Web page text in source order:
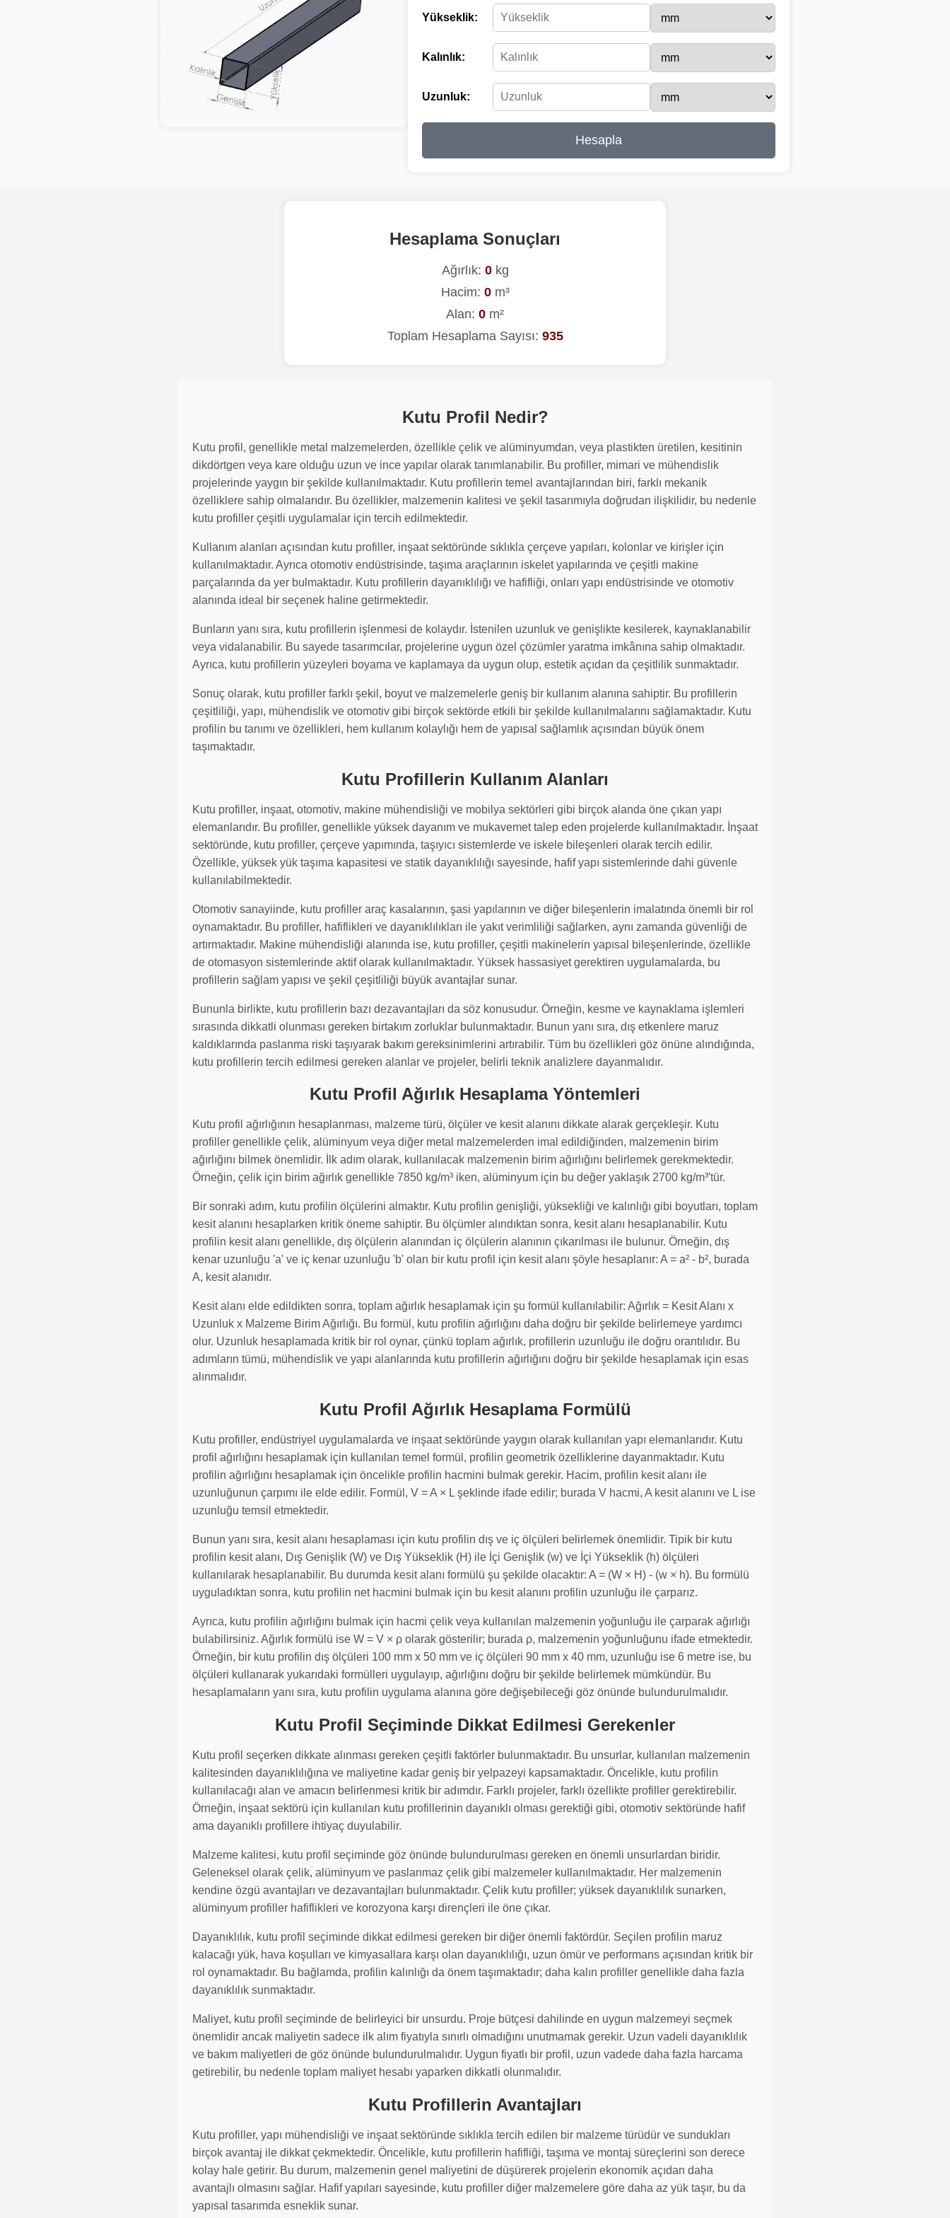
Yükseklik:
Kalınlık:
Uzunluk:
Hesapla
Hesaplama Sonuçları
Ağırlık: 0kg
Hacim: 0m³
Alan: 0 m²
Toplam Hesaplama Sayısı: 935
Kutu Profil Nedir?
Kutu profil, genellikle metal malzemelerden, özellikle çelik ve alüminyumdan, veya plastikten üretilen, kesitinin
dikdörtgen veya kare olduğu uzun ve ince yapılar olarak tanımlanabilir. Bu profiller, mimari ve mühendislik
projelerinde yaygın bir şekilde kullanılmaktadır. Kutu profillerin temel avantajlarından biri, farklı mekanik
özelliklere sahip olmalarıdır. Bu özellikler, malzemenin kalitesi ve şekil tasarımıyla doğrudan ilişkilidir, bu nedenle
kutu profiller çeşitli uygulamalar için tercih edilmektedir.
Kullanım alanları açısından kutu profiller, inşaat sektöründe sıklıkla çerçeve yapıları, kolonlar ve kirişler için
kullanılmaktadır. Ayrıca otomotiv endüstrisinde, taşıma araçlarının iskelet yapılarında ve çeşitli makine
parçalarında da yer bulmaktadır. Kutu profillerin dayanıklılığı ve hafifliği, onları yapı endüstrisinde ve otomotiv
alanında ideal bir seçenek haline getirmektedir.
Bunların yanı sıra, kutu profillerin işlenmesi de kolaydır. İstenilen uzunluk ve genişlikte kesilerek, kaynaklanabilir
veya vidalanabilir. Bu sayede tasarımcılar, projelerine uygun özel çözümler yaratma imkânına sahip olmaktadır.
Ayrıca, kutu profillerin yüzeyleri boyama ve kaplamaya da uygun olup, estetik açıdan da çeşitlilik sunmaktadır.
Sonuç olarak, kutu profiller farklı şekil, boyut ve malzemelerle geniş bir kullanım alanına sahiptir. Bu profillerin
çeşitliliği, yapı, mühendislik ve otomotiv gibi birçok sektörde etkili bir şekilde kullanılmalarını sağlamaktadır. Kutu
profilin bu tanımı ve özellikleri, hem kullanım kolaylığı hem de yapısal sağlamlık açısından büyük önem
taşımaktadır.
Kutu Profillerin Kullanım Alanları
Kutu profiller, inşaat, otomotiv, makine mühendisliği ve mobilya sektörleri gibi birçok alanda öne çıkan yapı
elemanlarıdır. Bu profiller, genellikle yüksek dayanım ve mukavemet talep eden projelerde kullanılmaktadır. İnşaat
sektöründe, kutu profiller, çerçeve yapımında, taşıyıcı sistemlerde ve iskele bileşenleri olarak tercih edilir.
Özellikle, yüksek yük taşıma kapasitesi ve statik dayanıklılığı sayesinde, hafif yapı sistemlerinde dahi güvenle
kullanılabilmektedir.
Otomotiv sanayiinde, kutu profiller araç kasalarının, şasi yapılarının ve diğer bileşenlerin imalatında önemli bir rol
oynamaktadır. Bu profiller, hafiflikleri ve dayanıklılıkları ile yakıt verimliliği sağlarken, aynı zamanda güvenliği de
artırmaktadır. Makine mühendisliği alanında ise, kutu profiller, çeşitli makinelerin yapısal bileşenlerinde, özellikle
de otomasyon sistemlerinde aktif olarak kullanılmaktadır. Yüksek hassasiyet gerektiren uygulamalarda, bu
profillerin sağlam yapısı ve şekil çeşitliliği büyük avantajlar sunar.
Bununla birlikte, kutu profillerin bazı dezavantajları da söz konusudur. Örneğin, kesme ve kaynaklama işlemleri
sırasında dikkatli olunması gereken birtakım zorluklar bulunmaktadır. Bunun yanı sıra, dış etkenlere maruz
kaldıklarında paslanma riski taşıyarak bakım gereksinimlerini artırabilir. Tüm bu özellikleri göz önüne alındığında,
kutu profillerin tercih edilmesi gereken alanlar ve projeler, belirli teknik analizlere dayanmalıdır.
Kutu Profil Ağırlık Hesaplama Yöntemleri
Kutu profil ağırlığının hesaplanması, malzeme türü, ölçüler ve kesit alanını dikkate alarak gerçekleşir. Kutu
profiller genellikle çelik, alüminyum veya diğer metal malzemelerden imal edildiğinden, malzemenin birim
ağırlığını bilmek önemlidir. İlk adım olarak, kullanılacak malzemenin birim ağırlığını belirlemek gerekmektedir.
Örneğin, çelik için birim ağırlık genellikle 7850 kg/m³ iken, alüminyum için bu değer yaklaşık 2700 kg/m³'tür.
Bir sonraki adım, kutu profilin ölçülerini almaktır. Kutu profilin genişliği, yüksekliği ve kalınlığı gibi boyutları, toplam
kesit alanını hesaplarken kritik öneme sahiptir. Bu ölçümler alındıktan sonra, kesit alanı hesaplanabilir. Kutu
profilin kesit alanı genellikle, dış ölçülerin alanından iç ölçülerin alanının çıkarılması ile bulunur. Örneğin, dış
kenar uzunluğu 'a' ve iç kenar uzunluğu 'b' olan bir kutu profil için kesit alanı şöyle hesaplanır: A = a² - b², burada
A, kesit alanıdır.
Kesit alanı elde edildikten sonra, toplam ağırlık hesaplamak için şu formül kullanılabilir: Ağırlık = Kesit Alanı x
Uzunluk x Malzeme Birim Ağırlığı. Bu formül, kutu profilin ağırlığını daha doğru bir şekilde belirlemeye yardımcı
olur. Uzunluk hesaplamada kritik bir rol oynar, çünkü toplam ağırlık, profillerin uzunluğu ile doğru orantılıdır. Bu
adımların tümü, mühendislik ve yapı alanlarında kutu profillerin ağırlığını doğru bir şekilde hesaplamak için esas
alınmalıdır.
Kutu Profil Ağırlık Hesaplama Formülü
Kutu profiller, endüstriyel uygulamalarda ve inşaat sektöründe yaygın olarak kullanılan yapı elemanlarıdır. Kutu
profil ağırlığını hesaplamak için kullanılan temel formül, profilin geometrik özelliklerine dayanmaktadır. Kutu
profilin ağırlığını hesaplamak için öncelikle profilin hacmini bulmak gerekir. Hacim, profilin kesit alanı ile
uzunluğunun çarpımı ile elde edilir. Formül, V = A × L şeklinde ifade edilir; burada V hacmi, A kesit alanını ve L ise
uzunluğu temsil etmektedir.
Bunun yanı sıra, kesit alanı hesaplaması için kutu profilin dış ve iç ölçüleri belirlemek önemlidir. Tipik bir kutu
profilin kesit alanı, Dış Genişlik (W) ve Dış Yükseklik (H) ile İçi Genişlik (w) ve İçi Yükseklik (h) ölçüleri
kullanılarak hesaplanabilir. Bu durumda kesit alanı formülü şu şekilde olacaktır: A = (W × H) - (w × h). Bu formülü
uyguladıktan sonra, kutu profilin net hacmini bulmak için bu kesit alanını profilin uzunluğu ile çarparız.
Ayrıca, kutu profilin ağırlığını bulmak için hacmi çelik veya kullanılan malzemenin yoğunluğu ile çarparak ağırlığı
bulabilirsiniz. Ağırlık formülü ise W = V × ρ olarak gösterilir; burada ρ, malzemenin yoğunluğunu ifade etmektedir.
Örneğin, bir kutu profilin dış ölçüleri 100 mm x 50 mm ve iç ölçüleri 90 mm x 40 mm, uzunluğu ise 6 metre ise, bu
ölçüleri kullanarak yukarıdaki formülleri uygulayıp, ağırlığını doğru bir şekilde belirlemek mümkündür. Bu
hesaplamaların yanı sıra, kutu profilin uygulama alanına göre değişebileceği göz önünde bulundurulmalıdır.
Kutu Profil Seçiminde Dikkat Edilmesi Gerekenler
Kutu profil seçerken dikkate alınması gereken çeşitli faktörler bulunmaktadır. Bu unsurlar, kullanılan malzemenin
kalitesinden dayanıklılığına ve maliyetine kadar geniş bir yelpazeyi kapsamaktadır. Öncelikle, kutu profilin
kullanılacağı alan ve amacın belirlenmesi kritik bir adımdır. Farklı projeler, farklı özellikte profiller gerektirebilir.
Örneğin, inşaat sektörü için kullanılan kutu profillerinin dayanıklı olması gerektiği gibi, otomotiv sektöründe hafif
ama dayanıklı profillere ihtiyaç duyulabilir.
Malzeme kalitesi, kutu profil seçiminde göz önünde bulundurulması gereken en önemli unsurlardan biridir.
Geleneksel olarak çelik, alüminyum ve paslanmaz çelik gibi malzemeler kullanılmaktadır. Her malzemenin
kendine özgü avantajları ve dezavantajları bulunmaktadır. Çelik kutu profiller; yüksek dayanıklılık sunarken,
alüminyum profiller hafiflikleri ve korozyona karşı dirençleri ile öne çıkar.
Dayanıklılık, kutu profil seçiminde dikkat edilmesi gereken bir diğer önemli faktördür. Seçilen profilin maruz
kalacağı yük, hava koşulları ve kimyasallara karşı olan dayanıklılığı, uzun ömür ve performans açısından kritik bir
rol oynamaktadır. Bu bağlamda, profilin kalınlığı da önem taşımaktadır; daha kalın profiller genellikle daha fazla
dayanıklılık sunmaktadır.
Maliyet, kutu profil seçiminde de belirleyici bir unsurdu. Proje bütçesi dahilinde en uygun malzemeyi seçmek
önemlidir ancak maliyetin sadece ilk alım fiyatıyla sınırlı olmadığını unutmamak gerekir. Uzun vadeli dayanıklılık
ve bakım maliyetleri de göz önünde bulundurulmalıdır. Uygun fiyatlı bir profil, uzun vadede daha fazla harcama
getirebilir, bu nedenle toplam maliyet hesabı yaparken dikkatli olunmalıdır.
Kutu Profillerin Avantajları
Kutu profiller, yapı mühendisliği ve inşaat sektöründe sıklıkla tercih edilen bir malzeme türüdür ve sundukları
birçok avantaj ile dikkat çekmektedir. Öncelikle, kutu profillerin hafifliği, taşıma ve montaj süreçlerini son derece
kolay hale getirir. Bu durum, malzemenin genel maliyetini de düşürerek projelerin ekonomik açıdan daha
avantajlı olmasını sağlar. Hafif yapıları sayesinde, kutu profiller diğer malzemelere göre daha az yük taşır, bu da
yapısal tasarımda esneklik sunar.